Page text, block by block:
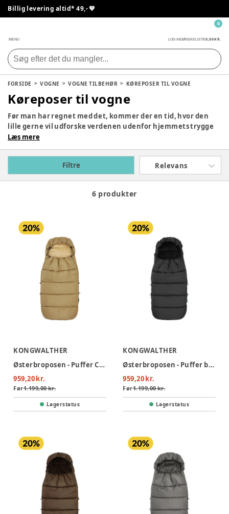
Billig levering altid* 49,- 💙
MENU LOG INDØNSKELISTE0,00 KR.
0
FORSIDE VOGNE VOGNE TILBEHØR KØREPOSER TIL VOGNE
Køreposer til vogne
Før man har regnet med det, kommer der en tid, hvor den
lille gerne vil udforske verdenen udenfor hjemmets trygge
rammer. Det skal I på ingen måde frygte! Med en kørepose
at det bliver på bekostning af dit barns komfort.
Læs mere
Filtre Relevans
6 produkter
KONGWALTHER
Østerbroposen - Puffer Creme
959,20 kr.
Før1.199,00 kr.
Lagerstatus
KONGWALTHER
Østerbroposen - Puffer black
959,20 kr.
Før1.199,00 kr.
Lagerstatus